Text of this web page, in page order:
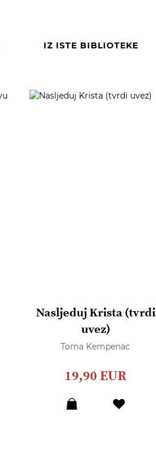
IZ ISTE BIBLIOTEKE
Nasljeduj Krista (tvrdi
uvez)
Toma Kempenac
19,90 EUR